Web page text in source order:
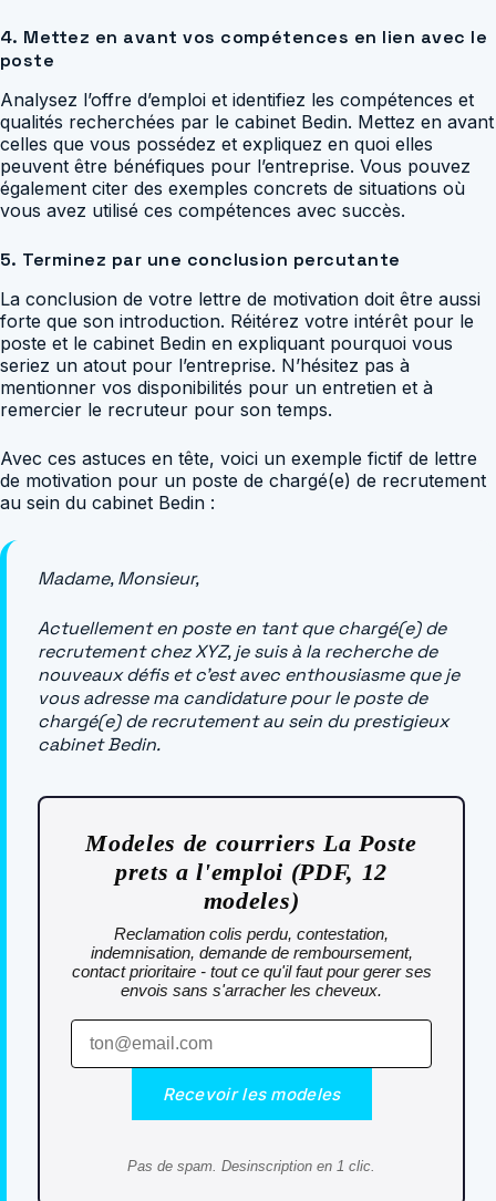
4. Mettez en avant vos compétences en lien avec le
poste
Analysez l’offre d’emploi et identifiez les compétences et
qualités recherchées par le cabinet Bedin. Mettez en avant
celles que vous possédez et expliquez en quoi elles
peuvent être bénéfiques pour l’entreprise. Vous pouvez
également citer des exemples concrets de situations où
vous avez utilisé ces compétences avec succès.
5. Terminez par une conclusion percutante
La conclusion de votre lettre de motivation doit être aussi
forte que son introduction. Réitérez votre intérêt pour le
poste et le cabinet Bedin en expliquant pourquoi vous
seriez un atout pour l’entreprise. N’hésitez pas à
mentionner vos disponibilités pour un entretien et à
remercier le recruteur pour son temps.
Avec ces astuces en tête, voici un exemple fictif de lettre
de motivation pour un poste de chargé(e) de recrutement
au sein du cabinet Bedin :
Madame, Monsieur,
Actuellement en poste en tant que chargé(e) de
recrutement chez XYZ, je suis à la recherche de
nouveaux défis et c’est avec enthousiasme que je
vous adresse ma candidature pour le poste de
chargé(e) de recrutement au sein du prestigieux
cabinet Bedin.
Modeles de courriers La Poste
prets a l'emploi (PDF, 12
modeles)
Reclamation colis perdu, contestation,
indemnisation, demande de remboursement,
contact prioritaire - tout ce qu'il faut pour gerer ses
envois sans s'arracher les cheveux.
Recevoir les modeles
Pas de spam. Desinscription en 1 clic.